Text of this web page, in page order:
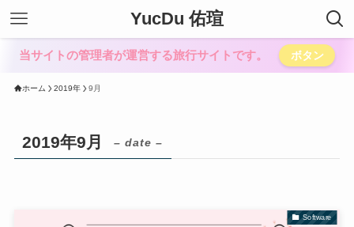
YucDu 佑瑄
当サイトの管理者が運営する旅行サイトです。 ボタン
ホーム 2019年 9月
2019年9月 – date –
Software